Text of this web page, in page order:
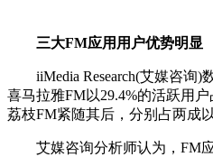
三大FM应用用户优势明显
iiMedia Research(艾媒咨询)
喜马拉雅FM以29.4%的活跃用
荔枝FM紧随其后，分别占两成以
艾媒咨询分析师认为，FM应